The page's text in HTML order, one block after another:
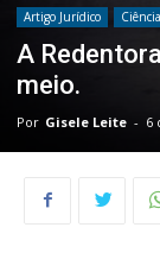
Artigo Jurídico
A
meio.
Por Gisele Leite - 6